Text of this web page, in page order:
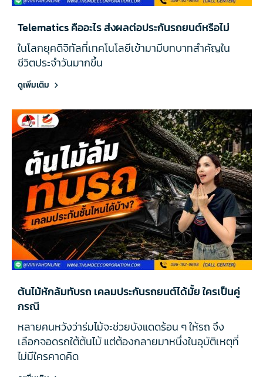
Telematics คืออะไร ส่งผลต่อประกันรถยนต์หรือไม่
ในโลกยุคดิจิทัลที่เทคโนโลยีเข้ามามีบทบาทสำคัญใน
ชีวิตประจำวันมากขึ้น
ดูเพิ่มเติม
ต้นไม้หักล้มทับรถ เคลมประกันรถยนต์ได้มั้ย ใครเป็นคู่
กรณี
หลายคนหวังว่าร่มไม้จะช่วยบังแดดร้อน ๆ ให้รถ จึง
เลือกจอดรถใต้ต้นไม้ แต่ต้องกลายมาหนึ่งในอุบัติเหตุที่
ไม่มีใครคาดคิด